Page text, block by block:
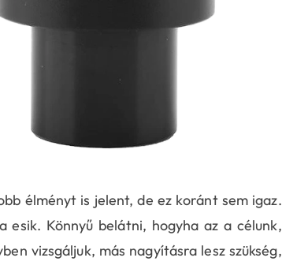
élményt is jelent, de ez koránt sem igaz.
esik. Könnyű belátni, hogyha az a célunk,
vizsgáljuk, más nagyításra lesz szükség,